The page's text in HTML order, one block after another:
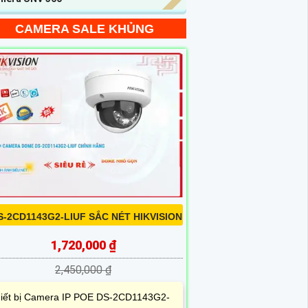
CAMERA SALE KHỦNG
2CD1143G2-LIUF SẮC NÉT HIKVISION
1,720,000 ₫
2,450,000 ₫
bị Camera IP POE DS-2CD1143G2-